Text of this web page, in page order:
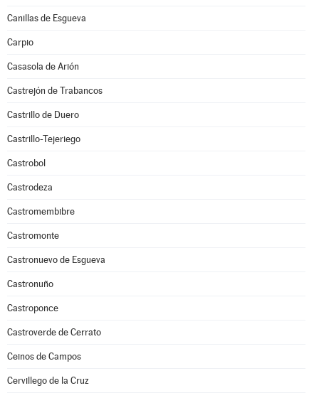
Canillas de Esgueva
Carpio
Casasola de Arión
Castrejón de Trabancos
Castrillo de Duero
Castrillo-Tejeriego
Castrobol
Castrodeza
Castromembibre
Castromonte
Castronuevo de Esgueva
Castronuño
Castroponce
Castroverde de Cerrato
Ceinos de Campos
Cervillego de la Cruz